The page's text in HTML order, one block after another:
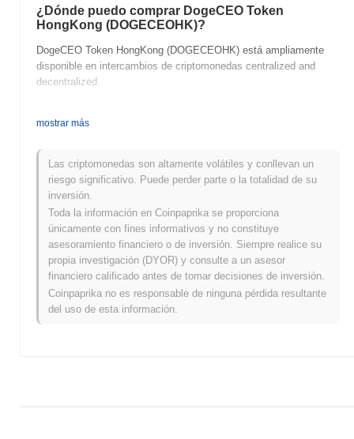
¿Dónde puedo comprar DogeCEO Token
HongKong (DOGECEOHK)?
DogeCEO Token HongKong (DOGECEOHK) está ampliamente
disponible en intercambios de criptomonedas centralized and
decentralized.
DogeCEO Token HongKong?
En las últimas 24 horas, el volumen de trading de DogeCEO
Token HongKong se sitúa en€0.00.
¿Cuál es el historial del rango de precios de
DogeCEO Token HongKong?
Máximo Histórico (ATH):
€0.000311
Mínimo Histórico (ATL):€0.00
por debajo de su ATH .
mostrar más
Las criptomonedas son altamente volátiles y conllevan un
riesgo significativo. Puede perder parte o la totalidad de su
inversión.
Toda la información en Coinpaprika se proporciona
únicamente con fines informativos y no constituye
asesoramiento financiero o de inversión. Siempre realice su
propia investigación (DYOR) y consulte a un asesor
financiero calificado antes de tomar decisiones de inversión.
Coinpaprika no es responsable de ninguna pérdida resultante
del uso de esta información.